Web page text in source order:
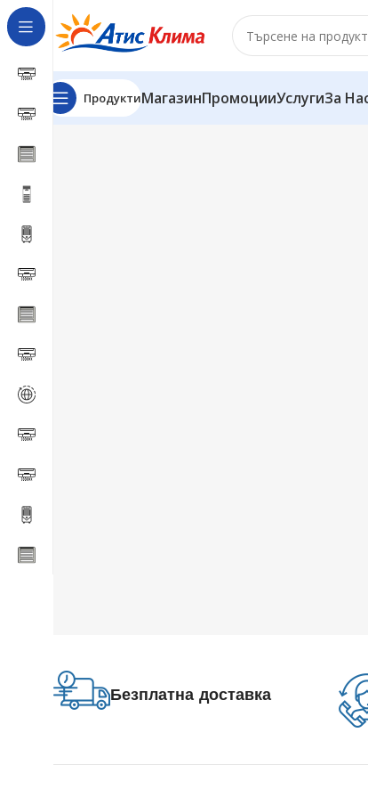
ПродуктиМагазинПромоцииУслугиЗа
Безплатна доставка